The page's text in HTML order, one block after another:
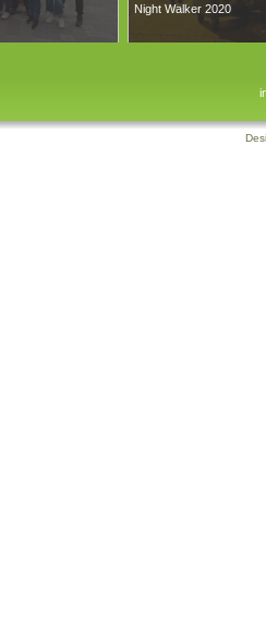
Night Walker 2020